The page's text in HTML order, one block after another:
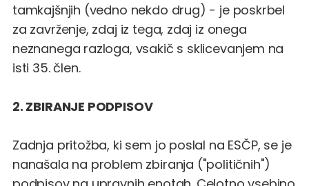
tamkajšnjih (vedno nekdo drug) - je poskrbel
za zavrženje, zdaj iz tega, zdaj iz onega
neznanega razloga, vsakič s sklicevanjem na
isti 35. člen.
2. ZBIRANJE PODPISOV
Zadnja pritožba, ki sem jo poslal na ESČP, se je
nanašala na problem zbiranja ("političnih")